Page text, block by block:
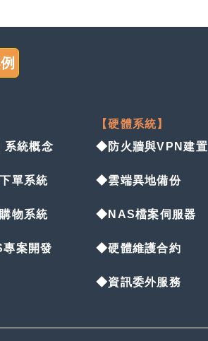
統概念
單系統
物系統
案開發
【硬體系統】
◆防火牆與VPN建置
◆雲端異地備份
◆NAS檔案伺服器
◆硬體維護合約
◆資訊委外服務